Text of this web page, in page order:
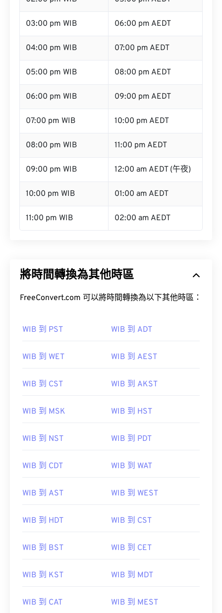
03:00 pm WIB 06:00 pm AEDT
04:00 pm WIB 07:00 pm AEDT
05:00 pm WIB 08:00 pm AEDT
06:00 pm WIB 09:00 pm AEDT
07:00 pm WIB 10:00 pm AEDT
08:00 pm WIB 11:00 pm AEDT
09:00 pm WIB 12:00 am AEDT (午夜)
10:00 pm WIB 01:00 am AEDT
11:00 pm WIB 02:00 am AEDT
將時間轉換為其他時區
FreeConvert.com 可以將時間轉換為以下其他時區：
WIB 到 PST WIB 到 ADT
WIB 到 WET WIB 到 AEST
WIB 到 CST WIB 到 AKST
WIB 到 MSK WIB 到 HST
WIB 到 NST WIB 到 PDT
WIB 到 CDT WIB 到 WAT
WIB 到 AST WIB 到 WEST
WIB 到 HDT WIB 到 CST
WIB 到 BST WIB 到 CET
WIB 到 KST WIB 到 MDT
WIB 到 CAT WIB 到 MEST